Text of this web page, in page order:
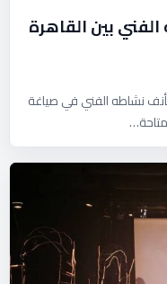
بين القاهرة
نشاطه الفني في صياغة